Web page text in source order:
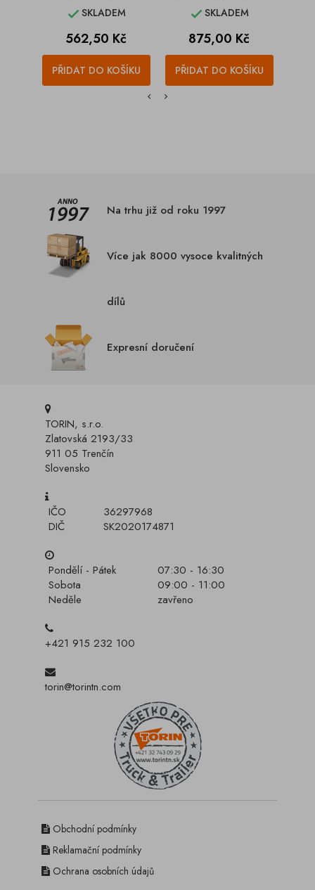
SKLADEM
Cena
562,50 Kč
PŘIDAT DO KOŠÍKU
SKLADEM
Cena
875,00 Kč
PŘIDAT DO KOŠÍKU
Na trhu již od roku 1997
Více jak 8000 vysoce kvalitných
dílů
Expresní doručení
TORIN, s.r.o.
Zlatovská 2193/33
911 05 Trenčín
Slovensko
IČO
36297968
DIČ
SK2020174871
Pondělí - Pátek
07:30 - 16:30
Sobota
09:00 - 11:00
Neděle
zavřeno
+421 915 232 100
torin@torintn.com
Obchodní podmínky
Reklamační podmínky
Ochrana osobních údajů